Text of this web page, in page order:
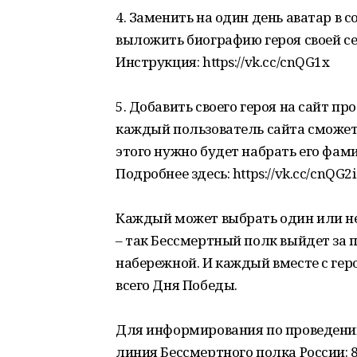
4. Заменить на один день аватар в
выложить биографию героя своей
Инструкция: https://vk.cc/cnQG1x
5. Добавить своего героя на сайт
каждый пользователь сайта
этого нужно будет набрать его
Подробнее здесь: https://vk.cc/cnQG2i
Каждый может выбрать один или
– так Бессмертный полк выйдет
набережной. И каждый вместе с
всего Дня Победы.
Для информирования по
линия Бессмертного полка России: